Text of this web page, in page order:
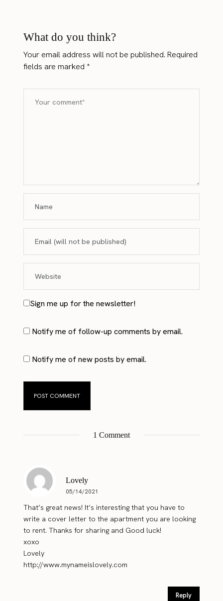
What do you think?
Your email address will not be published. Required
fields are marked*
Sign me up for the newsletter!
Notify me of follow-up comments by email.
Notify me of new posts by email.
1 Comment
Lovely
05/14/2021
That’s great news! It’s interesting that you have to
write a cover letter to the apartment you are looking
to rent. Thanks for sharing and Good luck!
xoxo
Lovely
http://www.mynameislovely.com
Reply